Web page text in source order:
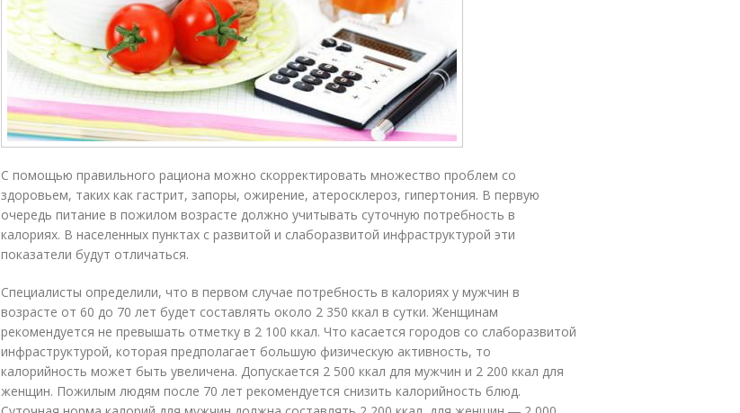
С помощью правильного рациона можно скорректировать множество проблем со
здоровьем, таких как гастрит, запоры, ожирение, атеросклероз, гипертония. В первую
очередь питание в пожилом возрасте должно учитывать суточную потребность в
калориях. В населенных пунктах с развитой и слаборазвитой инфраструктурой эти
показатели будут отличаться.
Специалисты определили, что в первом случае потребность в калориях у мужчин в
возрасте от 60 до 70 лет будет составлять около 2 350 ккал в сутки. Женщинам
рекомендуется не превышать отметку в 2 100 ккал. Что касается городов со слаборазвитой
инфраструктурой, которая предполагает большую физическую активность, то
калорийность может быть увеличена. Допускается 2 500 ккал для мужчин и 2 200 ккал для
женщин. Пожилым людям после 70 лет рекомендуется снизить калорийность блюд.